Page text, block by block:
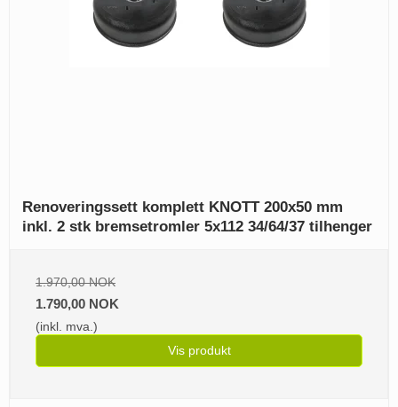
Renoveringssett komplett KNOTT 200x50 mm
inkl. 2 stk bremsetromler 5x112 34/64/37 tilhenger
1.970,00 NOK
1.790,00 NOK
(inkl. mva.)
Vis produkt